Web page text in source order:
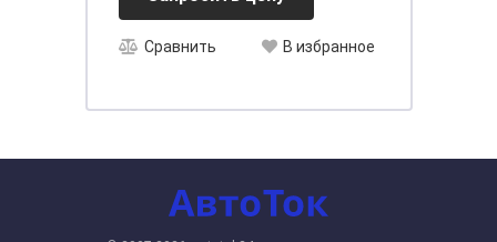
Сравнить В избранное